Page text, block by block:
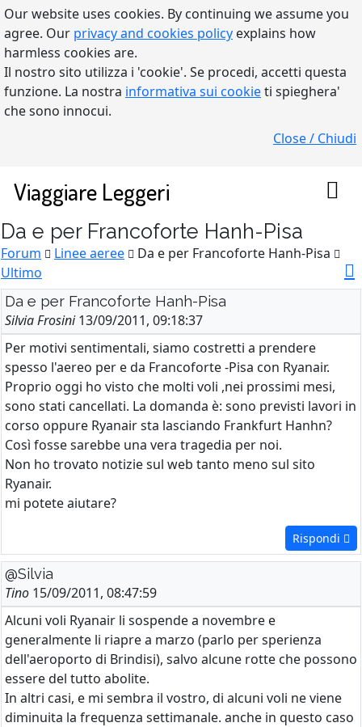
Our website uses cookies. By continuing we assume you
agree. Our privacy and cookies policy explains how
harmless cookies are.
Il nostro sito utilizza i 'cookie'. Se procedi, accetti questa
funzione. La nostra informativa sui cookieti spieghera'
che sono innocui.
Close / Chiudi
Viaggiare Leggeri
Da e per Francoforte Hanh-Pisa
Forum Linee aeree
Da e per Francoforte Hanh-Pisa
Ultimo
Da e per Francoforte Hanh-Pisa
Silvia Frosini 13/09/2011, 09:18:37
Per motivi sentimentali, siamo costretti a prendere
spesso l'aereo per e da Francoforte -Pisa con Ryanair.
Proprio oggi ho visto che molti voli ,nei prossimi mesi,
sono stati cancellati. La domanda è: sono previsti lavori in
corso oppure Ryanair sta lasciando Frankfurt Hanhn?
Così fosse sarebbe una vera tragedia per noi.
Non ho trovato notizie sul web tanto meno sul sito
Ryanair.
mi potete aiutare?
Rispondi
@Silvia
Tino 15/09/2011, 08:47:59
Alcuni voli Ryanair li sospende a novembre e
generalmente li riapre a marzo (parlo per sperienza
dell'aeroporto di Brindisi), salvo alcune rotte che possono
essere del tutto abolite.
In altri casi, e mi sembra il vostro, di alcuni voli ne viene
diminuita la frequenza settimanale. anche in questo caso